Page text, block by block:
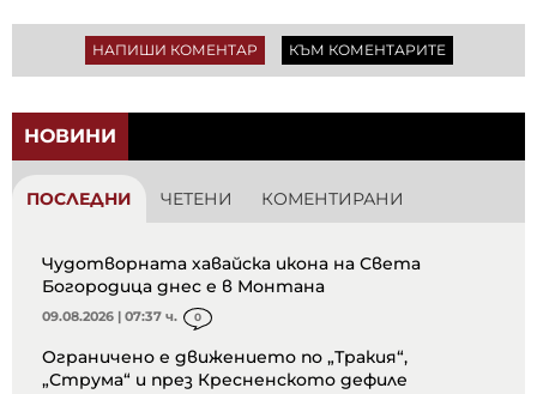
НАПИШИ КОМЕНТАР КЪМ КОМЕНТАРИТЕ
НОВИНИ
ПОСЛЕДНИ ЧЕТЕНИ КОМЕНТИРАНИ
Чудотворната хавайска икона на Света
Богородица днес е в Монтана
09.08.2026 | 07:37 ч. 0
Ограничено е движението по „Тракия“,
„Струма“ и през Кресненското дефиле